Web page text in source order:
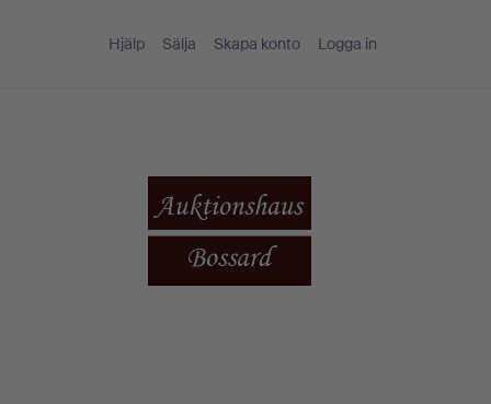
Hjälp Sälja Skapa konto Logga in